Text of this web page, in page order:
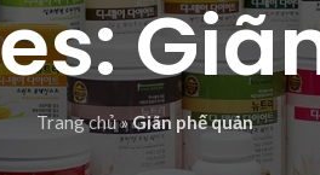
Trang chủ»Giãn phế quản